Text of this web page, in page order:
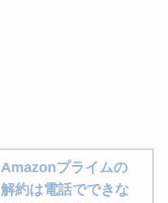
Amazonプライムの
解約は電話でできな